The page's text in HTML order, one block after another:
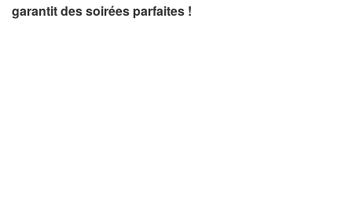
garantit des soirées parfaites !